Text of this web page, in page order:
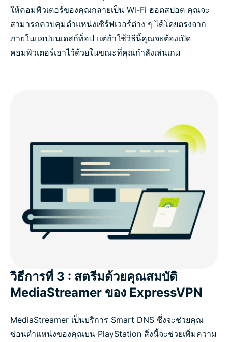
ให้คอมพิวเตอร์ของคุณกลายเป็น Wi-Fi ฮอตสปอต คุณจะ
สามารถควบคุมตำแหน่งเซิร์ฟเวอร์ต่าง ๆ ได้โดยตรงจาก
ภายในแอปบนเดสก์ท็อป แต่ถ้าใช้วิธีนี้คุณจะต้องเปิด
คอมพิวเตอร์เอาไว้ด้วยในขณะที่คุณกำลังเล่นเกม
วิธีการที่ 3 : สตรีมด้วยคุณสมบัติ
MediaStreamer ของ ExpressVPN
MediaStreamer เป็นบริการ Smart DNS ซึ่งจะช่วยคุณ
ซ่อนตำแหน่งของคุณบน PlayStation สิ่งนี้จะช่วยเพิ่มความ